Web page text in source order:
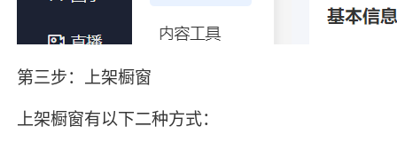
第三步：上架橱窗
上架橱窗有以下二种方式：